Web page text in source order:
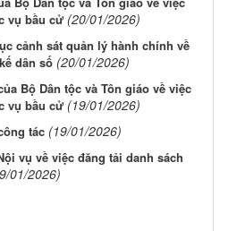
vụ bầu cử (20/01/2026)
cảnh sát quản lý hành chính về
dân số (20/01/2026)
Bộ Dân tộc và Tôn giáo về việc
vụ bầu cử (19/01/2026)
tác (19/01/2026)
vụ về việc đăng tải danh sách
01/2026)